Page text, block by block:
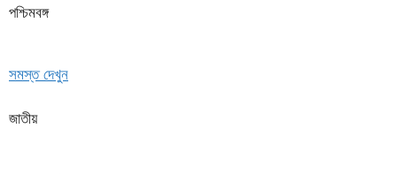
পশ্চিমবঙ্গ
সমস্ত দেখুন
জাতীয়